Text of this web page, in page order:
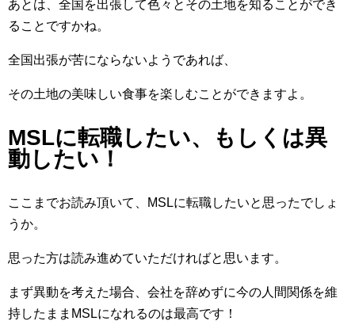
あとは、全国を出張して色々とその土地を知ることができ
ることですかね。
全国出張が苦にならないようであれば、
その土地の美味しい食事を楽しむことができますよ。
MSLに転職したい、もしくは異
動したい！
ここまでお読み頂いて、MSLに転職したいと思ったでしょ
うか。
思った方は読み進めていただければと思います。
まず異動を考えた場合、会社を辞めずに今の人間関係を維
持したままMSLになれるのは最高です！